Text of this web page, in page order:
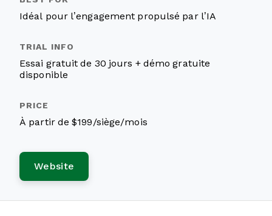
Idéal pour l’engagement propulsé par l’IA
Essai gratuit de 30 jours + démo gratuite
disponible
À partir de $199/siège/mois
Website